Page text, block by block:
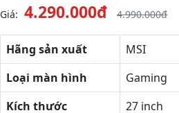
Giá: 4.290.000đ 4.990.000đ
Hãng sản xuất
MSI
Loại màn hình
Gaming
Kích thước
27 inch